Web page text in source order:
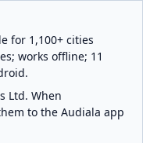
for 1,100+ cities
works offline; 11
Ltd. When
to the Audiala app